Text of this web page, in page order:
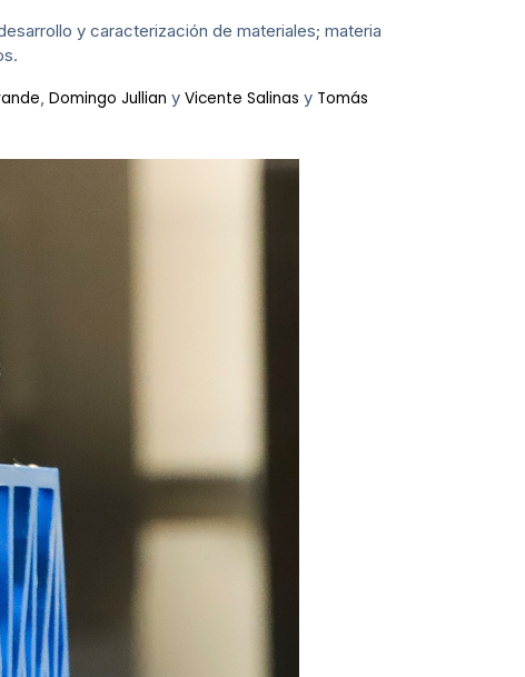
y caracterización de materiales; materia
Domingo Jullian y Vicente Salinas y Tomás